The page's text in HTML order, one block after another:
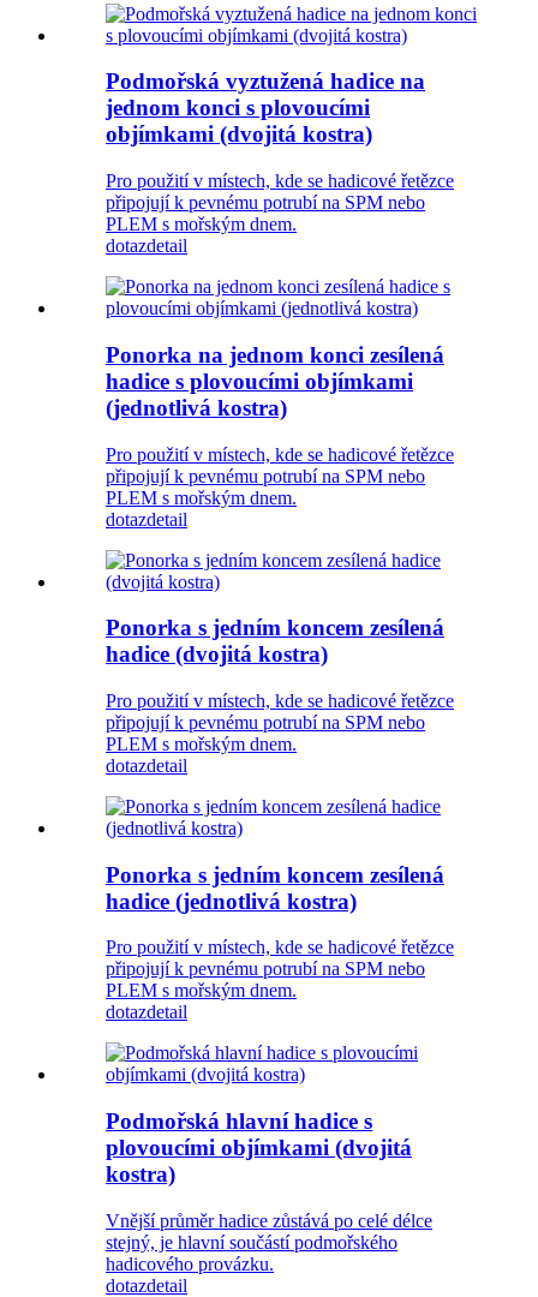
Podmořská vyztužená hadice na
jednom konci s plovoucími
objímkami (dvojitá kostra)
Pro použití v místech, kde se hadicové řetězce
připojují k pevnému potrubí na SPM nebo
PLEM s mořským dnem.
dotazdetail
Ponorka na jednom konci zesílená
hadice s plovoucími objímkami
(jednotlivá kostra)
Pro použití v místech, kde se hadicové řetězce
připojují k pevnému potrubí na SPM nebo
PLEM s mořským dnem.
dotazdetail
Ponorka s jedním koncem zesílená
hadice (dvojitá kostra)
Pro použití v místech, kde se hadicové řetězce
připojují k pevnému potrubí na SPM nebo
PLEM s mořským dnem.
dotazdetail
Ponorka s jedním koncem zesílená
hadice (jednotlivá kostra)
Pro použití v místech, kde se hadicové řetězce
připojují k pevnému potrubí na SPM nebo
PLEM s mořským dnem.
dotazdetail
Podmořská hlavní hadice s
plovoucími objímkami (dvojitá
kostra)
Vnější průměr hadice zůstává po celé délce
stejný, je hlavní součástí podmořského
hadicového provázku.
dotazdetail